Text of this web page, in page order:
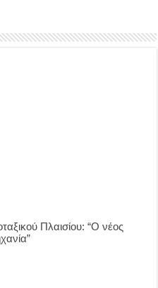
Πλαισίου: “Ο νέος